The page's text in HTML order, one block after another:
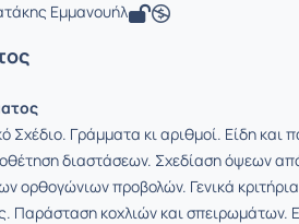
Εμμανουήλ
Σχέδιο. Γράμματα κι αριθμοί. Είδη και
διαστάσεων. Σχεδίαση όψεων
ορθογώνιων προβολών. Γενικά
Παράσταση κοχλιών και σπειρωμάτων.